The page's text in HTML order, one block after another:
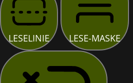
LESELINIE LESE-MASKE